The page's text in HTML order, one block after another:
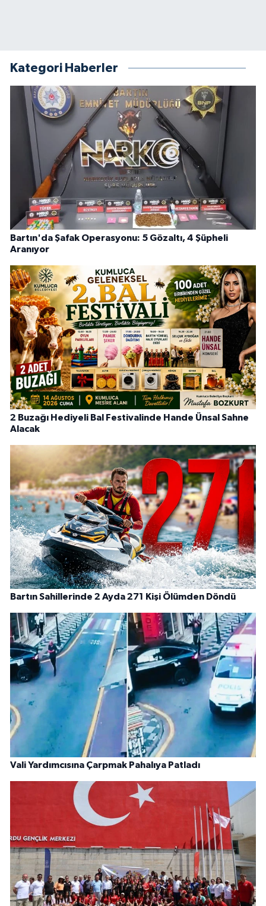
Kategori Haberler
Bartın'da Şafak Operasyonu: 5 Gözaltı, 4 Şüpheli
Aranıyor
2 Buzağı Hediyeli Bal Festivalinde Hande Ünsal Sahne
Alacak
Bartın Sahillerinde 2 Ayda 271 Kişi Ölümden Döndü
Vali Yardımcısına Çarpmak Pahalıya Patladı